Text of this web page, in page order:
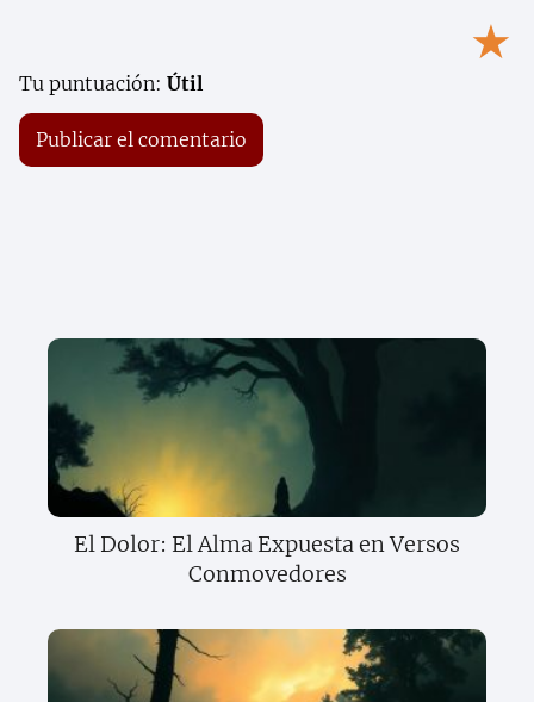
★
Tu puntuación: Útil
El Dolor: El Alma Expuesta en Versos
Conmovedores